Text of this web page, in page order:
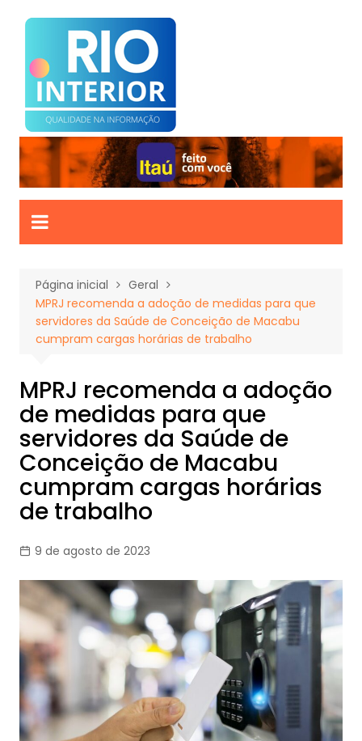
para
conteúdo
Página inicial
Geral
MPRJ recomenda a adoção de medidas para que
servidores da Saúde de Conceição de Macabu
cumpram cargas horárias de trabalho
MPRJ recomenda a adoção
de medidas para que
servidores da Saúde de
Conceição de Macabu
cumpram cargas horárias
de trabalho
9 de agosto de 2023